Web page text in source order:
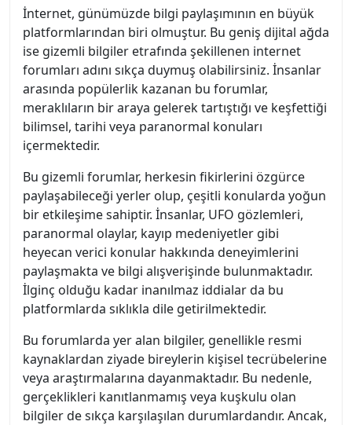
İnternet, günümüzde bilgi paylaşımının en büyük
platformlarından biri olmuştur. Bu geniş dijital ağda
ise gizemli bilgiler etrafında şekillenen internet
forumları adını sıkça duymuş olabilirsiniz. İnsanlar
arasında popülerlik kazanan bu forumlar,
meraklıların bir araya gelerek tartıştığı ve keşfettiği
bilimsel, tarihi veya paranormal konuları
içermektedir.
Bu gizemli forumlar, herkesin fikirlerini özgürce
paylaşabileceği yerler olup, çeşitli konularda yoğun
bir etkileşime sahiptir. İnsanlar, UFO gözlemleri,
paranormal olaylar, kayıp medeniyetler gibi
heyecan verici konular hakkında deneyimlerini
paylaşmakta ve bilgi alışverişinde bulunmaktadır.
İlginç olduğu kadar inanılmaz iddialar da bu
platformlarda sıklıkla dile getirilmektedir.
Bu forumlarda yer alan bilgiler, genellikle resmi
kaynaklardan ziyade bireylerin kişisel tecrübelerine
veya araştırmalarına dayanmaktadır. Bu nedenle,
gerçeklikleri kanıtlanmamış veya kuşkulu olan
bilgiler de sıkça karşılaşılan durumlardandır. Ancak,